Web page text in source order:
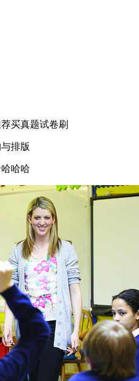
买真题试卷刷
排版
哈哈